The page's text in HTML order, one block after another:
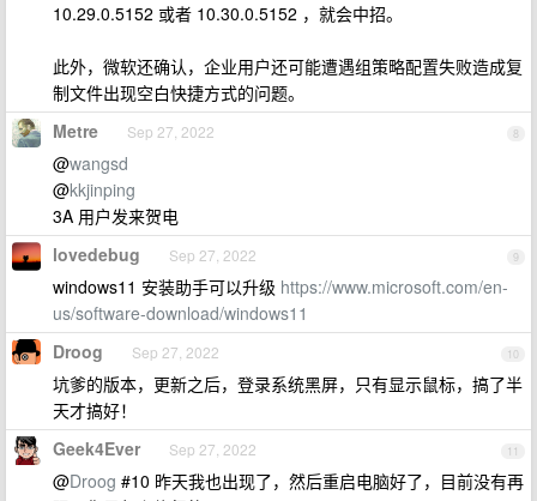
10.29.0.5152 或者 10.30.0.5152 ，就会中招。
此外，微软还确认，企业用户还可能遭遇组策略配置失败造成复
制文件出现空白快捷方式的问题。
8
Metre Sep 27, 2022
@wangsd
@kkjinping
3A 用户发来贺电
9
lovedebug Sep 27, 2022
windows11 安装助手可以升级 https://www.microsoft.com/en-
us/software-download/windows11
10
Droog Sep 27, 2022
坑爹的版本，更新之后，登录系统黑屏，只有显示鼠标，搞了半
天才搞好！
11
Geek4Ever Sep 27, 2022
@Droog #10 昨天我也出现了，然后重启电脑好了，目前没有再